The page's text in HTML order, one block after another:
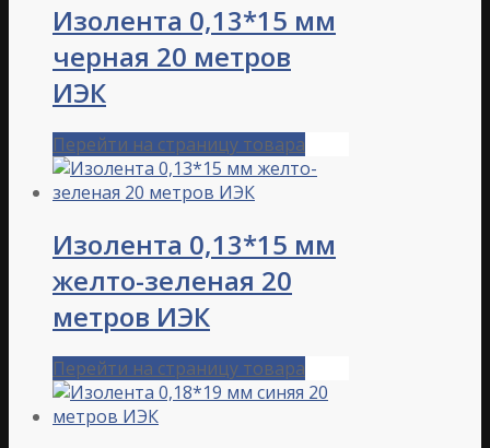
Изолента 0,13*15 мм
черная 20 метров
ИЭК
Перейти на страницу товара
Изолента 0,13*15 мм
желто-зеленая 20
метров ИЭК
Перейти на страницу товара